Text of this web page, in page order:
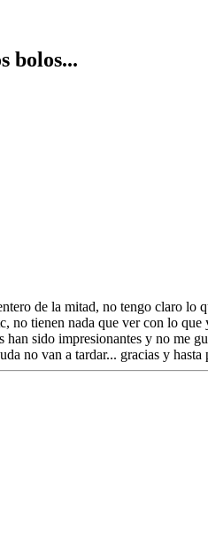
bolos...
de la mitad, no tengo claro
no tienen nada que ver con lo
sido impresionantes y no me
no van a tardar... gracias y hasta